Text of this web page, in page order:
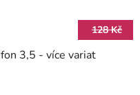
128 Kč
3,5 - více variat